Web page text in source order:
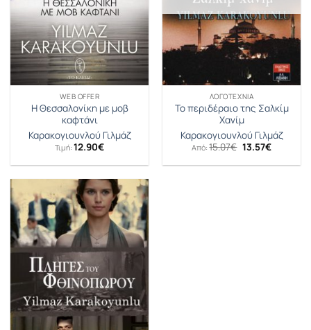
WEB OFFER
Η Θεσσαλονίκη με μοβ
καφτάνι
Καρακογιουνλού Γιλμάζ
Τιμή: 12.90€
ΛΟΓΟΤΕΧΝΊΑ
Το περιδέραιο της Σαλκίμ
Χανίμ
Καρακογιουνλού Γιλμάζ
Από:15.07€ Original
price
was:
13.57€Η
τιμή